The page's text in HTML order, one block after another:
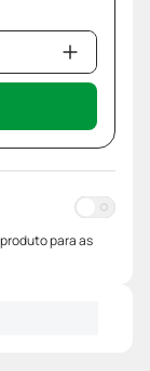
para as